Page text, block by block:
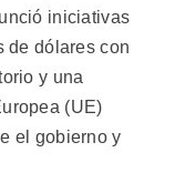
iniciativas
de dólares con
y una
(UE)
el gobierno y